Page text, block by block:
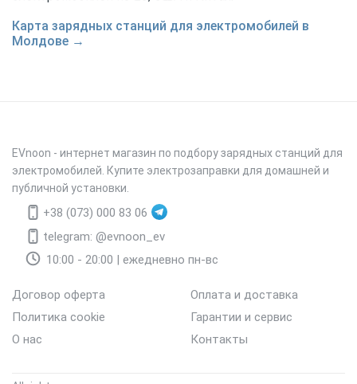
Карта зарядных станций для электромобилей в
Молдове →
EVnoon - интернет магазин по подбору зарядных станций для
электромобилей. Купите электрозаправки для домашней и
публичной установки.
+38 (073) 000 83 06
telegram: @evnoon_ev
10:00 - 20:00 | ежедневно пн-вс
Договор оферта
Оплата и доставка
Политика cookie
Гарантии и сервис
О нас
Контакты